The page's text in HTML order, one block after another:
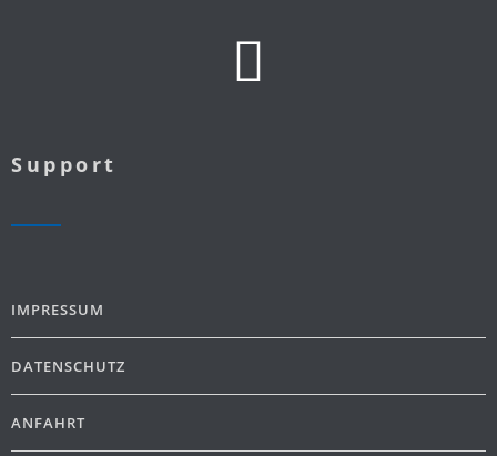
Support
IMPRESSUM
DATENSCHUTZ
ANFAHRT